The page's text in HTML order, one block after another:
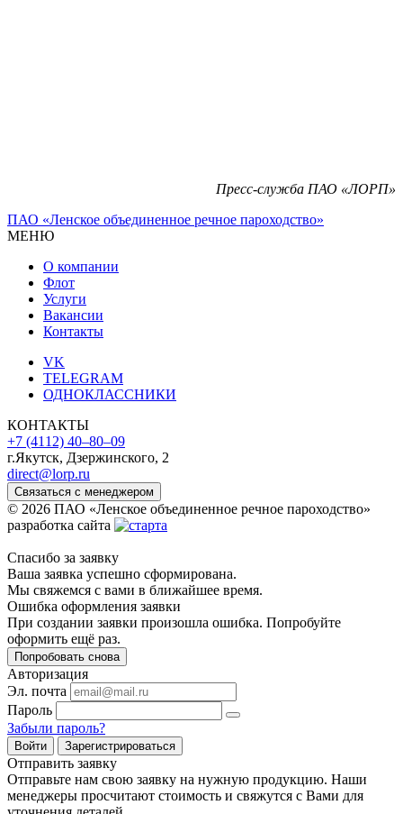
Пресс-служба ПАО «ЛОРП»
ПАО «Ленское объединенное речное пароходство»
МЕНЮ
О компании
Флот
Услуги
Вакансии
Контакты
VK
TELEGRAM
ОДНОКЛАССНИКИ
КОНТАКТЫ
+7 (4112) 40‒80‒09
г.Якутск, Дзержинского, 2
direct@lorp.ru
Связаться с менеджером
© 2026 ПАО «Ленское объединенное речное пароходство»
разработка сайта
Спасибо за заявку
Ваша заявка успешно сформирована.
Мы свяжемся с вами в ближайшее время.
Ошибка оформления заявки
При создании заявки произошла ошибка. Попробуйте
оформить ещё раз.
Попробовать снова
Авторизация
Эл. почта
Пароль
Забыли пароль?
Войти Зарегистрироваться
Отправить заявку
Отправьте нам свою заявку на нужную продукцию. Наши
менеджеры просчитают стоимость и свяжутся с Вами для